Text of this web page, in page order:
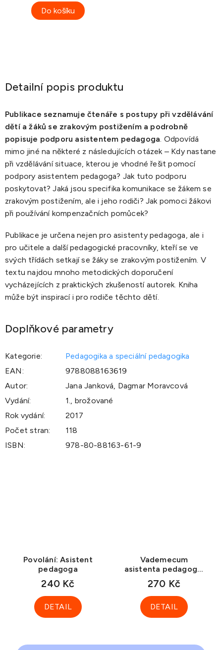
Do košíku
Detailní popis produktu
Publikace seznamuje čtenáře s postupy při vzdělávání
dětí a žáků se zrakovým postižením a podrobně
popisuje podporu asistentem pedagoga. Odpovídá
mimo jiné na některé z následujících otázek – Kdy nastane
při vzdělávání situace, kterou je vhodné řešit pomocí
podpory asistentem pedagoga? Jak tuto podporu
poskytovat? Jaká jsou specifika komunikace se žákem se
zrakovým postižením, ale i jeho rodiči? Jak pomoci žákovi
při používání kompenzačních pomůcek?
Publikace je určena nejen pro asistenty pedagoga, ale i
pro učitele a další pedagogické pracovníky, kteří se ve
svých třídách setkají se žáky se zrakovým postižením. V
textu najdou mnoho metodických doporučení
vycházejících z praktických zkušeností autorek. Kniha
může být inspirací i pro rodiče těchto dětí.
Doplňkové parametry
Kategorie:
Pedagogika a speciální pedagogika
EAN:
9788088163619
Autor:
Jana Janková, Dagmar Moravcová
Vydání:
1., brožované
Rok vydání:
2017
Počet stran:
118
ISBN: 978-80-88163-61-9
Povolání: Asistent
pedagoga
240 Kč
DETAIL
Vademecum
asistenta pedagoga,
2. vydání
270 Kč
DETAIL